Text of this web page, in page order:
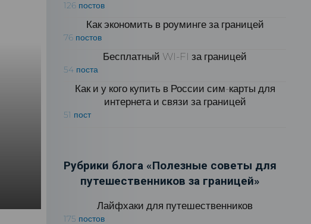
126 постов
Как экономить в роуминге за границей
76 постов
Бесплатный WI-FI за границей
54 поста
Как и у кого купить в России сим-карты для
интернета и связи за границей
51 пост
Рубрики блога «Полезные советы для
путешественников за границей»
Лайфхаки для путешественников
175 постов